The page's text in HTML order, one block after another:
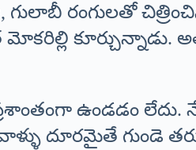
గులాబీ రంగులతో
కూర్చున్నాడు.
ఉండడం లేదు.
దూరమైతే గుండె